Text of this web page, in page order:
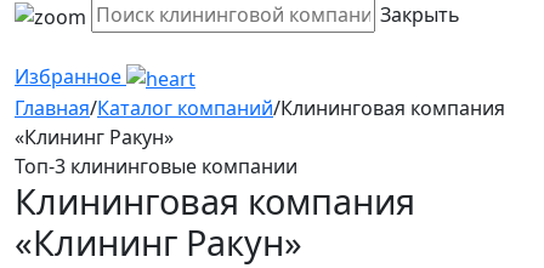
Закрыть
Избранное
Главная/Каталог компаний/Клининговая компания
«Клининг Ракун»
Топ-3 клининговые компании
Клининговая компания
«Клининг Ракун»